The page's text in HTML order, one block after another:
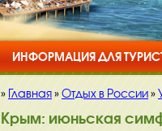
ИНФОРМАЦИЯ ДЛЯ
» Главная»Отдых в России»
Крым: июньская